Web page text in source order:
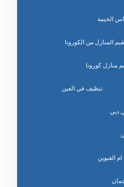
الخيمة
المنازل من الكورونا
منازل كورونا
تنظيف في العين
دبي
القيوين